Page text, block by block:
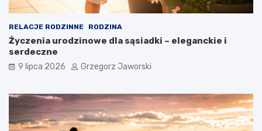
RELACJE RODZINNE RODZINA
Życzenia urodzinowe dla sąsiadki – eleganckie i
serdeczne
9 lipca 2026 Grzegorz Jaworski